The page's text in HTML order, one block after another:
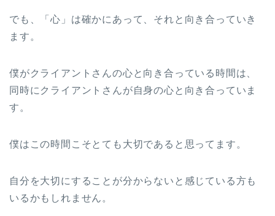
でも、「心」は確かにあって、それと向き合っていき
ます。
僕がクライアントさんの心と向き合っている時間は、
同時にクライアントさんが自身の心と向き合っていま
す。
僕はこの時間こそとても大切であると思ってます。
自分を大切にすることが分からないと感じている方も
いるかもしれません。